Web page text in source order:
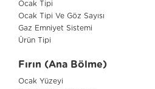
Ocak Tipi
Ocak Tipi Ve Göz Sayısı
Gaz Emniyet Sistemi
Ürün Tipi
Fırın (Ana Bölme)
Ocak Yüzeyi